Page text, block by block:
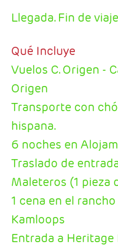
Llegada. Fin de viaje
Qué Incluye
Vuelos C. Origen -
Origen
Transporte con
hispana.
6 noches en
Traslado de
Maleteros (1 pieza
1 cena en el
Kamloops
Entrada a Heritage